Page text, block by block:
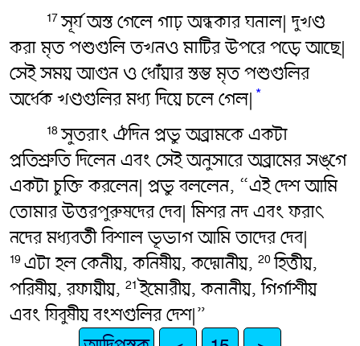
17সূর্য অস্ত গেলে গাঢ় অন্ধকার ঘনাল| দুখণ্ড
করা মৃত পশুগুলি তখনও মাটির উপরে পড়ে আছে|
সেই সময় আগুন ও ধোঁয়ার স্তম্ভ মৃত পশুগুলির
অর্ধেক খণ্ডগুলির মধ্য দিয়ে চলে গেল| *
18সুতরাং ঐদিন প্রভু অব্রামকে একটা
প্রতিশ্রুতি দিলেন এবং সেই অনুসারে অব্রামের সঙ্গে
একটা চুক্তি করলেন| প্রভু বললেন, “এই দেশ আমি
তোমার উত্তরপুরুষদের দেব| মিশর নদ এবং ফরাৎ
নদের মধ্যবর্তী বিশাল ভূভাগ আমি তাদের দেব|
19 এটা হল কেনীয়, কনিষীয়, কদ্মোনীয়, 20হিত্তীয়,
পরিষীয়, রফায়ীয়, 21ইমোরীয়, কনানীয়, গির্গাশীয়
এবং যিবুষীয় বংশগুলির দেশ|”